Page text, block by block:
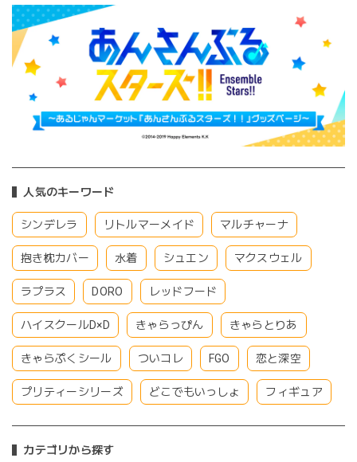
人気のキーワード
シンデレラ リトルマーメイド マルチャーナ
抱き枕カバー 水着 シュエン マクスウェル
ラプラス DORO レッドフード
ハイスクールD×D きゃらっぴん きゃらとりあ
きゃらぷくシール ついコレ FGO 恋と深空
プリティーシリーズ どこでもいっしょ フィギュア
カテゴリから探す